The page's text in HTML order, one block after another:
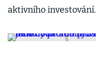
aktivního investování.